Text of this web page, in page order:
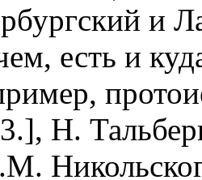
и
есть и
Н.